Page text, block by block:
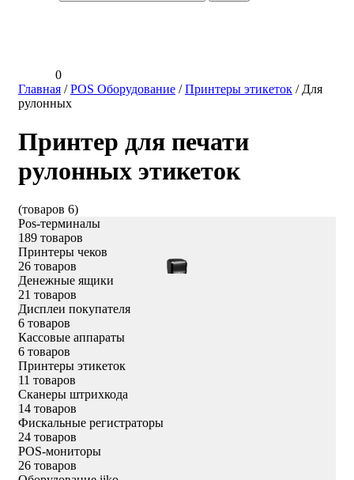
0
Главная /POS Оборудование /Принтеры этикеток / Для
рулонных
Принтер для печати
рулонных этикеток
(товаров 6)
Pos-терминалы
189 товаров
Принтеры чеков
26 товаров
Денежные ящики
21 товаров
Дисплеи покупателя
6 товаров
Кассовые аппараты
6 товаров
Принтеры этикеток
11 товаров
Сканеры штрихкода
14 товаров
Фискальные регистраторы
24 товаров
POS-мониторы
26 товаров